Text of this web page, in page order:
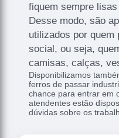
fiquem sempre
Desse modo, são
utilizados por
social, ou seja,
camisas, calças,
Disponibilizamos
ferros de passar
chance para entrar em
atendentes estão
dúvidas sobre os